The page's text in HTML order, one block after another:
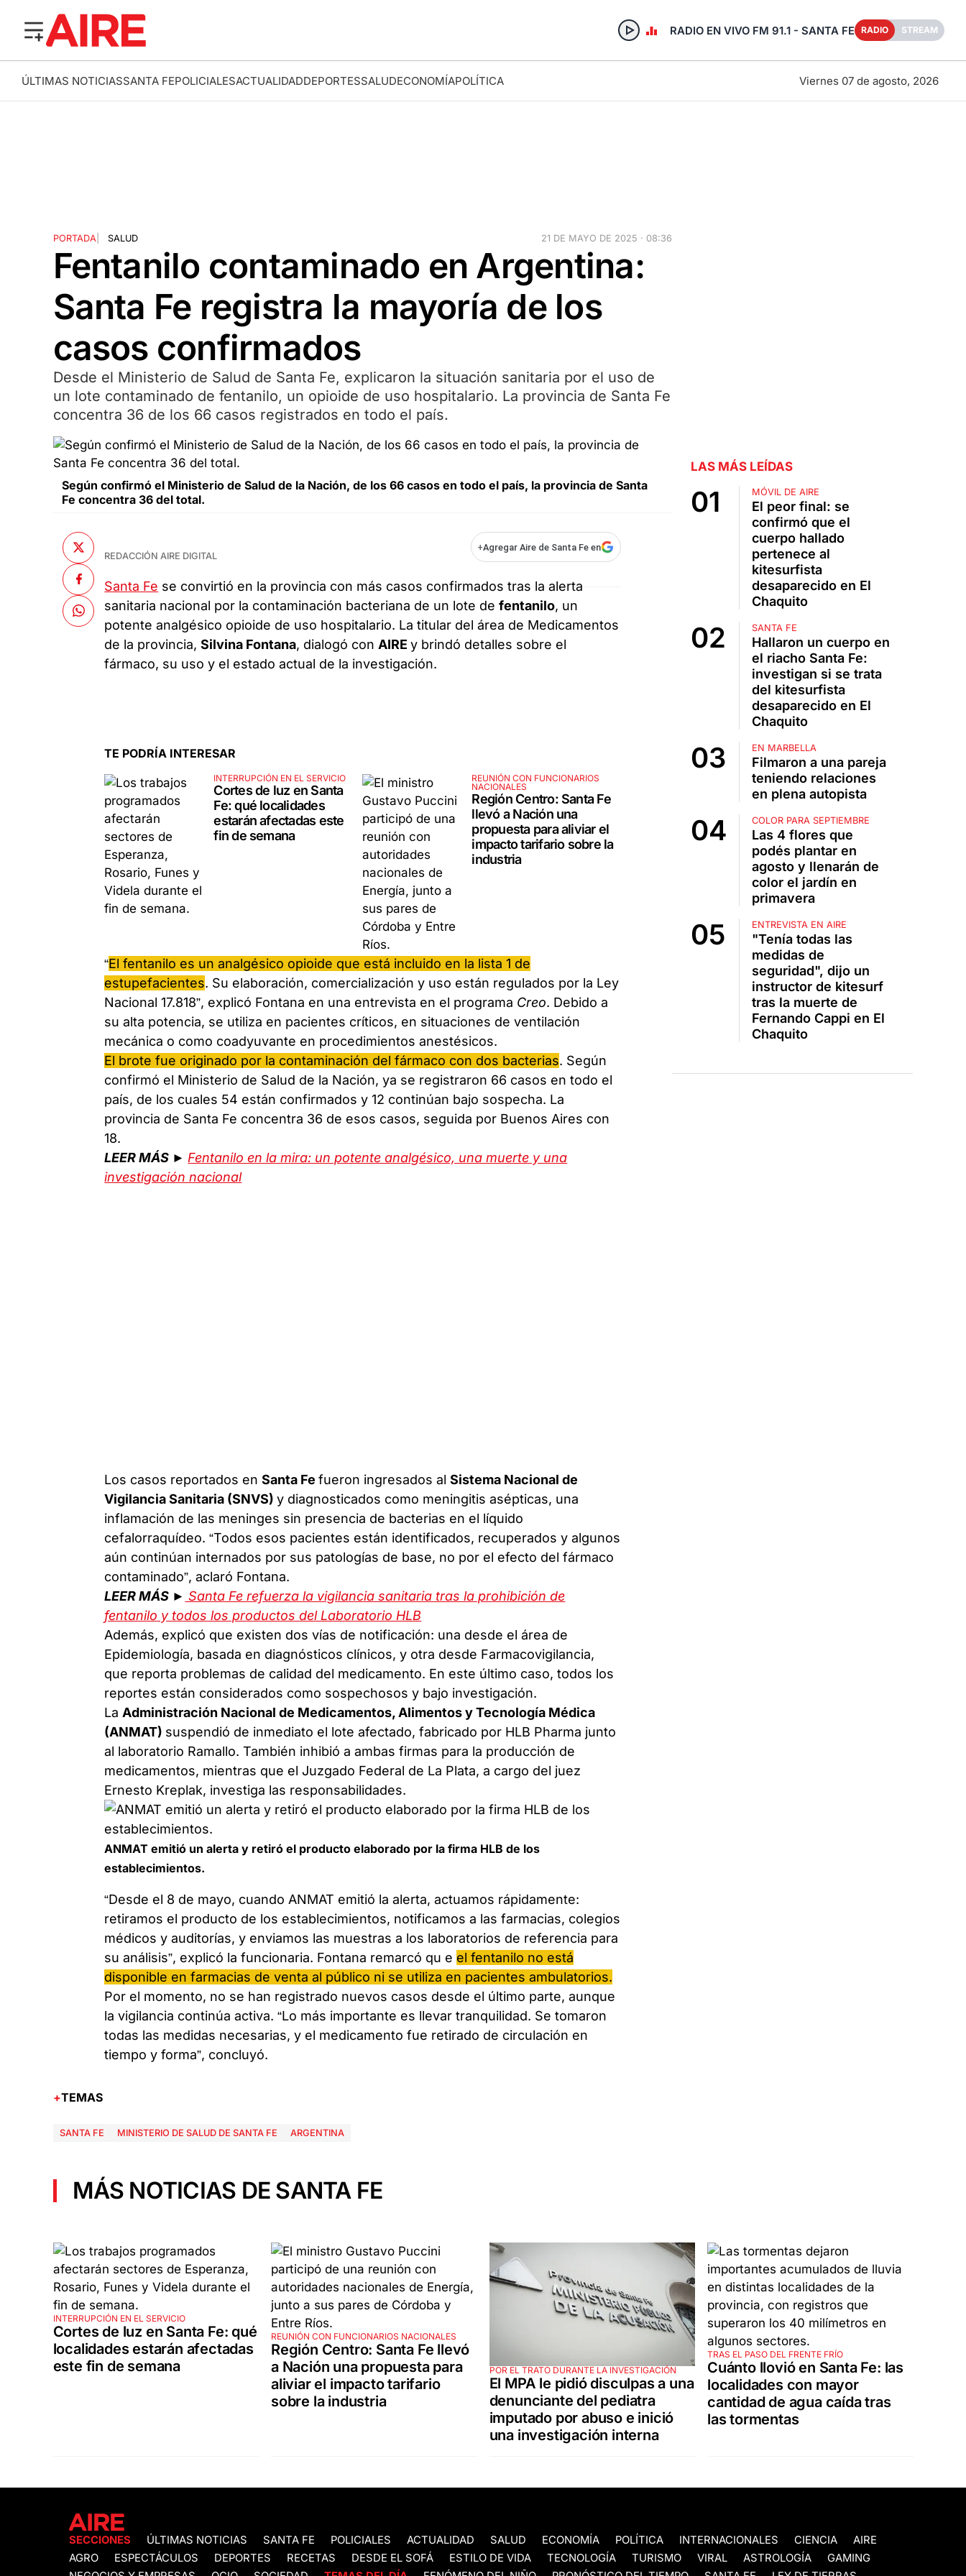
RADIO EN VIVO FM 91.1 - SANTA FE RADIO STREAM
ÚLTIMAS NOTICIASSANTA FEPOLICIALESACTUALIDADDEPORTESSALUDECONOMÍAPOLÍTICA Viernes 07 de agosto, 2026
PORTADA| SALUD 21 DE MAYO DE 2025 · 08:36
Fentanilo contaminado en Argentina:
Santa Fe registra la mayoría de los
casos confirmados
Desde el Ministerio de Salud de Santa Fe, explicaron la situación sanitaria por el uso de
un lote contaminado de fentanilo, un opioide de uso hospitalario. La provincia de Santa Fe
concentra 36 de los 66 casos registrados en todo el país.
Según confirmó el Ministerio de Salud de la Nación, de los 66 casos en todo el país, la provincia de Santa
Fe concentra 36 del total.
REDACCIÓN AIRE DIGITAL
+Agregar Aire de Santa Fe en
Santa Fe se convirtió en la provincia con más casos confirmados tras la alerta
sanitaria nacional por la contaminación bacteriana de un lote defentanilo, un
potente analgésico opioide de uso hospitalario. La titular del área de Medicamentos
de la provincia,Silvina Fontana, dialogó conAIREy brindó detalles sobre el
fármaco, su uso y el estado actual de la investigación.
TE PODRÍA INTERESAR
INTERRUPCIÓN EN EL SERVICIO
Cortes de luz en Santa
Fe: qué localidades
estarán afectadas este
fin de semana
REUNIÓN CON FUNCIONARIOS
NACIONALES
Región Centro: Santa Fe
llevó a Nación una
propuesta para aliviar el
impacto tarifario sobre la
industria
“El fentanilo es un analgésico opioide que está incluido en la lista 1 de
estupefacientes. Su elaboración, comercialización y uso están regulados por la Ley
Nacional 17.818”, explicó Fontana en una entrevista en el programa Creo. Debido a
su alta potencia, se utiliza en pacientes críticos, en situaciones de ventilación
mecánica o como coadyuvante en procedimientos anestésicos.
El brote fue originado por la contaminación del fármaco con dos bacterias. Según
confirmó el Ministerio de Salud de la Nación, ya se registraron 66 casos en todo el
país, de los cuales 54 están confirmados y 12 continúan bajo sospecha. La
provincia de Santa Fe concentra 36 de esos casos, seguida por Buenos Aires con
18.
LEER MÁS ► Fentanilo en la mira: un potente analgésico, una muerte y una
investigación nacional
Los casos reportados enSanta Fefueron ingresados alSistema Nacional de
Vigilancia Sanitaria (SNVS)y diagnosticados como meningitis asépticas, una
inflamación de las meninges sin presencia de bacterias en el líquido
cefalorraquídeo. “Todos esos pacientes están identificados, recuperados y algunos
aún continúan internados por sus patologías de base, no por el efecto del fármaco
contaminado”, aclaró Fontana.
LEER MÁS ► Santa Fe refuerza la vigilancia sanitaria tras la prohibición de
fentanilo y todos los productos del Laboratorio HLB
Además, explicó que existen dos vías de notificación: una desde el área de
Epidemiología, basada en diagnósticos clínicos, y otra desde Farmacovigilancia,
que reporta problemas de calidad del medicamento. En este último caso, todos los
reportes están considerados como sospechosos y bajo investigación.
La Administración Nacional de Medicamentos, Alimentos y Tecnología Médica
(ANMAT) suspendió de inmediato el lote afectado, fabricado por HLB Pharma junto
al laboratorio Ramallo. También inhibió a ambas firmas para la producción de
medicamentos, mientras que el Juzgado Federal de La Plata, a cargo del juez
Ernesto Kreplak, investiga las responsabilidades.
ANMAT emitió un alerta y retiró el producto elaborado por la firma HLB de los
establecimientos.
“Desde el 8 de mayo, cuando ANMAT emitió la alerta, actuamos rápidamente:
retiramos el producto de los establecimientos, notificamos a las farmacias, colegios
médicos y auditorías, y enviamos las muestras a los laboratorios de referencia para
su análisis”, explicó la funcionaria. Fontana remarcó qu e el fentanilo no está
disponible en farmacias de venta al público ni se utiliza en pacientes ambulatorios.
Por el momento, no se han registrado nuevos casos desde el último parte, aunque
la vigilancia continúa activa. “Lo más importante es llevar tranquilidad. Se tomaron
todas las medidas necesarias, y el medicamento fue retirado de circulación en
tiempo y forma”, concluyó.
LAS MÁS LEÍDAS
MÓVIL DE AIRE
El peor final: se
confirmó que el
cuerpo hallado
pertenece al
kitesurfista
desaparecido en El
Chaquito
SANTA FE
Hallaron un cuerpo en
el riacho Santa Fe:
investigan si se trata
del kitesurfista
desaparecido en El
Chaquito
EN MARBELLA
Filmaron a una pareja
teniendo relaciones
en plena autopista
COLOR PARA SEPTIEMBRE
Las 4 flores que
podés plantar en
agosto y llenarán de
color el jardín en
primavera
ENTREVISTA EN AIRE
"Tenía todas las
medidas de
seguridad", dijo un
instructor de kitesurf
tras la muerte de
Fernando Cappi en El
Chaquito
TEMAS
SANTA FE MINISTERIO DE SALUD DE SANTA FE ARGENTINA
MÁS NOTICIAS DE SANTA FE
INTERRUPCIÓN EN EL SERVICIO
Cortes de luz en Santa Fe: qué
localidades estarán afectadas
este fin de semana
REUNIÓN CON FUNCIONARIOS NACIONALES
Región Centro: Santa Fe llevó
a Nación una propuesta para
aliviar el impacto tarifario
sobre la industria
POR EL TRATO DURANTE LA INVESTIGACIÓN
El MPA le pidió disculpas a una
denunciante del pediatra
imputado por abuso e inició
una investigación interna
TRAS EL PASO DEL FRENTE FRÍO
Cuánto llovió en Santa Fe: las
localidades con mayor
cantidad de agua caída tras
las tormentas
SECCIONES ÚLTIMAS NOTICIAS SANTA FE POLICIALES ACTUALIDAD SALUD ECONOMÍA POLÍTICA INTERNACIONALES CIENCIA
AIRE
AGRO
ESPECTÁCULOS DEPORTES RECETAS DESDE EL SOFÁ ESTILO DE VIDA TECNOLOGÍA TURISMO VIRAL ASTROLOGÍA
GAMING